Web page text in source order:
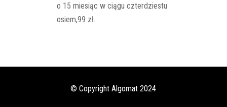
o 15 miesiąc w ciągu czterdziestu
osiem,99 zł.
© Copyright Algomat 2024